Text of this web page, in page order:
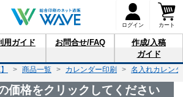
ログイン カート
用 ガイド お問合せ/FAQ
作成/入稿
ガイド
商品一覧 カレンダー印刷 名入れカレン
価格をクリックしてください